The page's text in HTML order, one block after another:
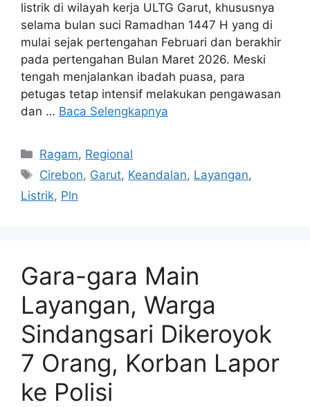
listrik di wilayah kerja ULTG Garut, khususnya
selama bulan suci Ramadhan 1447 H yang di
mulai sejak pertengahan Februari dan berakhir
pada pertengahan Bulan Maret 2026. Meski
tengah menjalankan ibadah puasa, para
petugas tetap intensif melakukan pengawasan
dan … Baca Selengkapnya
Kategori
Ragam, Regional
Tag
Cirebon, Garut, Keandalan, Layangan,
Listrik, Pln
Gara-gara Main
Layangan, Warga
Sindangsari Dikeroyok
7 Orang, Korban Lapor
ke Polisi